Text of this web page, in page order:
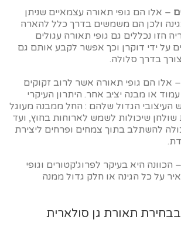
– אלו הם גופי תאורה עצמאיים שניתן
ולכן הם משמשים בדרך כלל להארה
הזו נכללים גם גופי תאורה עגולים
על ידי דוקרן וכך אפשר לקבע אותם גם
בדרך סלולה.
– אלו הם גופי תאורה אשר לרוב זקוקים
או מבנה יציב אחר. היתרון העיקרי
העיצובי הגדול שלהם : החל ממבנה מעוגל
שולחן שיכולות לשמש לארוחות בחוץ, ועד
להשתלב בתוך צמחים ופרחים ליצירת
– הכוונה היא בעיקר לפרוג'קטורים וגופי
על כל הגינה או חלק גדול ממנה
תאורת גן סולארית